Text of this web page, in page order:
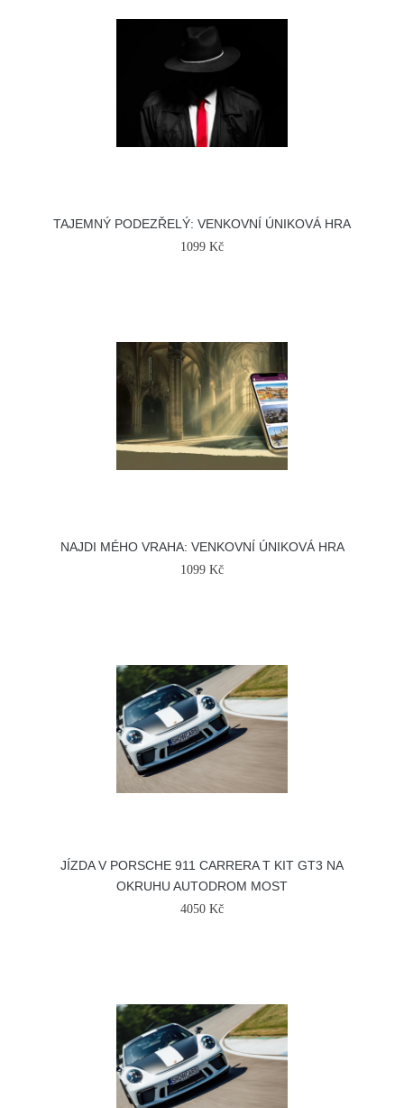
TAJEMNÝ PODEZŘELÝ: VENKOVNÍ ÚNIKOVÁ HRA
1099 Kč
NAJDI MÉHO VRAHA: VENKOVNÍ ÚNIKOVÁ HRA
1099 Kč
JÍZDA V PORSCHE 911 CARRERA T KIT GT3 NA
OKRUHU AUTODROM MOST
4050 Kč